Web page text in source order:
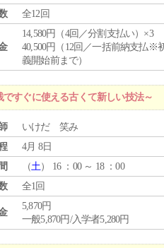
全12回
14,580円（4回／分割支払い）×3
40,500円（12回／一括前納支払※
義開始前まで）
すぐに使える古くて新しい技法～
いけだ 笑み
4月 8日
（土） 16 ：00 ～ 18 ：00
全1回
5,870円
一般5,870円/入学者5,280円